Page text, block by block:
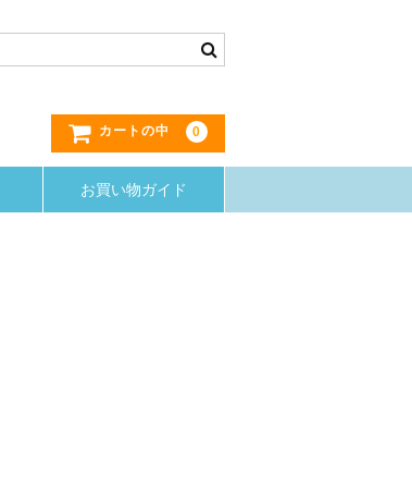
カートの中 0
お買い物ガイド